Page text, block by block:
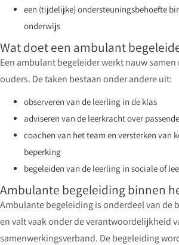
een (tijdelijke) ondersteuningsbehoefte
onderwijs
Wat doet een ambulant
Een ambulant begeleider werkt nauw
ouders. De taken bestaan onder andere uit:
observeren van de leerling in de klas
adviseren van de leerkracht over
coachen van het team en versterken van
beperking
begeleiden van de leerling in sociale of
Ambulante begeleiding binnen
Ambulante begeleiding is onderdeel van de
en valt vaak onder de verantwoordelijkheid
samenwerkingsverband. De begeleiding